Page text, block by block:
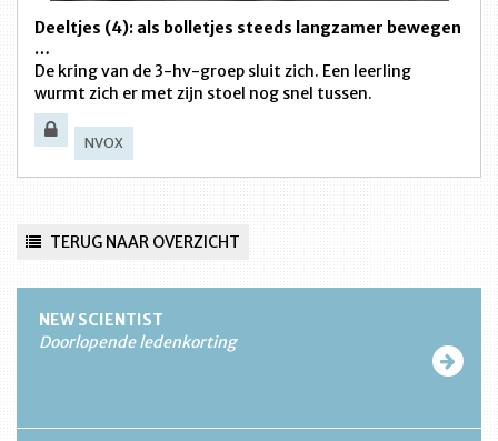
Deeltjes (4): als bolletjes steeds langzamer bewegen
…
De kring van de 3-hv-groep sluit zich. Een leerling
wurmt zich er met zijn stoel nog snel tussen.
NVOX
TERUG NAAR OVERZICHT
NEW SCIENTIST
Doorlopende ledenkorting